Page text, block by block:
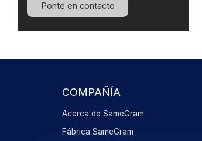
Ponte en contacto
COMPAÑÍA
Acerca de SameGram
Fábrica SameGram